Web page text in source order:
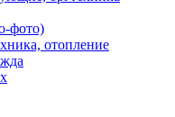
фото)
отопление